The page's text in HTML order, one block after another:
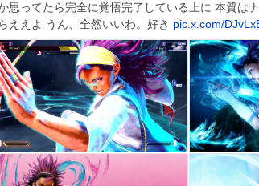
思ってたら完全に覚悟完了している上に 本質は
ええよ うん、全然いいわ。好き pic.x.com/